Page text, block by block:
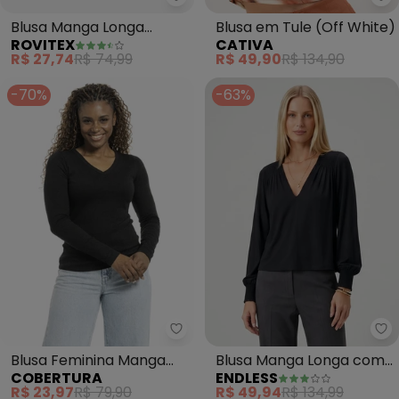
Rovitex - Blusa Manga Longa
Blusa Manga Longa
Listrada Básica (Preto)
ROVITEX
R$ 27,74R$ 74,99
Blusa em Tule (Off White)
CATIVA
R$ 49,90R$ 134,90
-70%
Cobertura - Blusa Feminina
Blusa Feminina Manga
Longa (Preto)
COBERTURA
R$ 23,97R$ 79,90
-63%
Blusa Manga Longa com
Lastex (Preto)
ENDLESS
R$ 49,94R$ 134,99